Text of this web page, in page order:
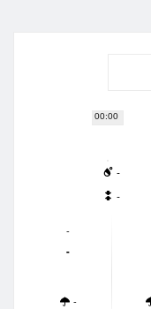
00:00
-
-
-
-
-